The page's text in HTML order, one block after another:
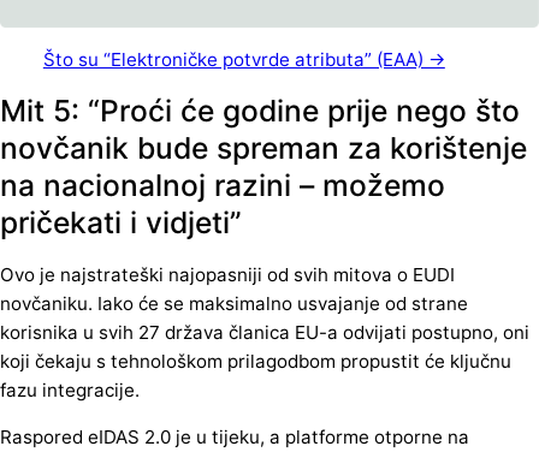
Što su “Elektroničke potvrde atributa” (EAA) →
Mit 5: “Proći će godine prije nego što
novčanik bude spreman za korištenje
na nacionalnoj razini – možemo
pričekati i vidjeti”
Ovo je najstrateški najopasniji od svih mitova o EUDI
novčaniku. Iako će se maksimalno usvajanje od strane
korisnika u svih 27 država članica EU-a odvijati postupno, oni
koji čekaju s tehnološkom prilagodbom propustit će ključnu
fazu integracije.
Raspored eIDAS 2.0 je u tijeku, a platforme otporne na